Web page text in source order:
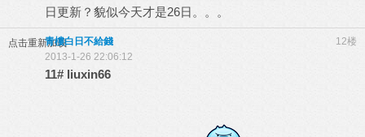
日更新？貌似今天才是26日。。。
点击重新加载 12楼
青樓白日不給錢
2013-1-26 22:06:12
11# liuxin66